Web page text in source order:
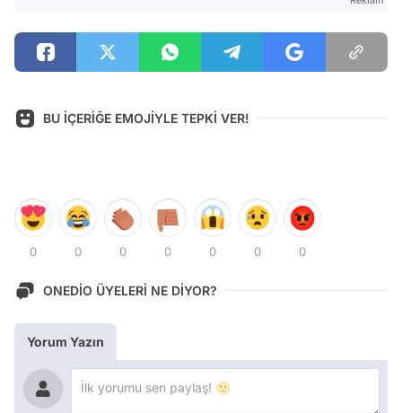
BU İÇERİĞE EMOJİYLE TEPKİ VER!
0 0 0 0 0 0 0
ONEDİO ÜYELERİ NE DİYOR?
Yorum Yazın